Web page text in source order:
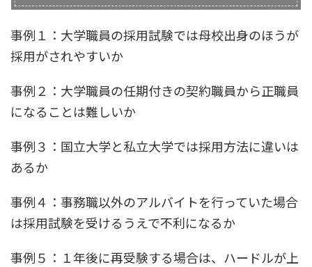
事例１：大学職員の採用試験では母校出身のほうが
採用がされやすいか
事例２：大学職員の任期付きの契約職員から正職員
になることは難しいか
事例３：国立大学と私立大学では採用方法に違いは
あるか
事例４：事務職以外のアルバイトを行っていた場合
は採用試験を受けるうえで不利になるか
事例５：１年後に再受験する場合は、ハードルが上